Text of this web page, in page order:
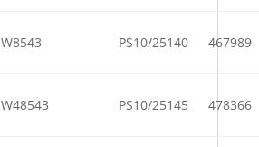
W8543 PS10/25140 467989
W48543 PS10/25145 478366